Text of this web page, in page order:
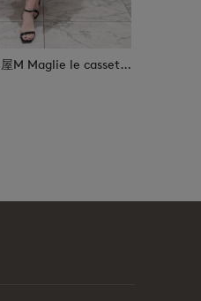
日本橋高島屋M Maglie le cassetto